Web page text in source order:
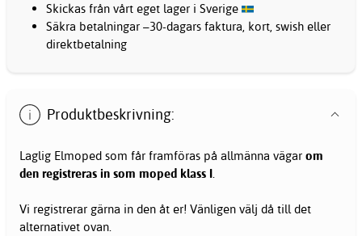
Skickas från vårt eget lager i Sverige
Säkra betalningar –30-dagars faktura, kort, swish eller
direktbetalning
Produktbeskrivning:
Laglig Elmoped som får framföras på allmänna vägar om
den registreras in som moped klass I.
Vi registrerar gärna in den åt er! Vänligen välj då till det
alternativet ovan.